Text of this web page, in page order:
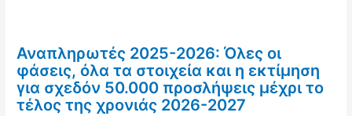
Αναπληρωτές 2025-2026: Όλες οι
φάσεις, όλα τα στοιχεία και η εκτίμηση
για σχεδόν 50.000 προσλήψεις μέχρι το
τέλος της χρονιάς 2026-2027